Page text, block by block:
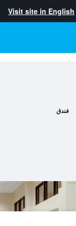
Visit site in English
فندق